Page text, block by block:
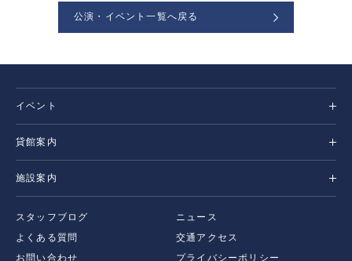
公演・イベント一覧へ戻る
イベント
貸館案内
施設案内
スタッフブログ
ニュース
よくある質問
交通アクセス
お問い合わせ
プライバシーポリシー